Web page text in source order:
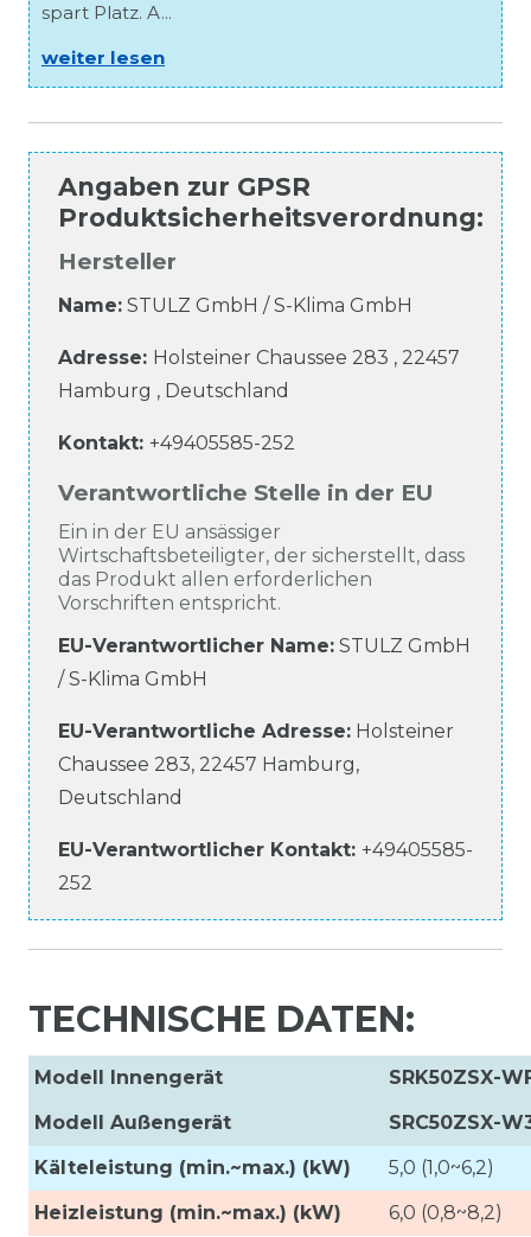
spart Platz. A...
weiter lesen
Angaben zur GPSR
Produktsicherheitsverordnung:
Hersteller
Name: STULZ GmbH / S-Klima GmbH
Adresse: Holsteiner Chaussee 283 , 22457
Hamburg , Deutschland
Kontakt: +49405585-252
Verantwortliche Stelle in der EU
Ein in der EU ansässiger
Wirtschaftsbeteiligter, der sicherstellt, dass
das Produkt allen erforderlichen
Vorschriften entspricht.
EU-Verantwortlicher Name: STULZ GmbH
/ S-Klima GmbH
EU-Verantwortliche Adresse: Holsteiner
Chaussee 283, 22457 Hamburg,
Deutschland
EU-Verantwortlicher Kontakt: +49405585-
252
TECHNISCHE DATEN:
Modell Innengerät
SRK50ZSX-
Modell Außengerät
SRC50ZSX-
Kälteleistung (min.~max.) (kW)
5,0 (1,0~6,2)
Heizleistung (min.~max.) (kW)
6,0 (0,8~8,2)